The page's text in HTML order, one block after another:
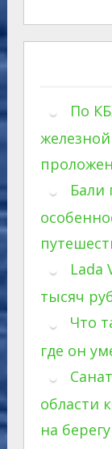
По
Бали
Lada
тысяч
Что
где он
области
на